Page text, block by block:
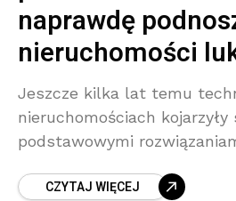
naprawdę
nieruchomości
Jeszcze kilka lat temu
nieruchomościach kojarzyły
podstawowymi
Dziś sytuacja wygląda
CZYTAJ WIĘCEJ